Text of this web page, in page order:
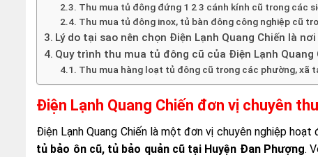
Thu mua tủ đông đứng 1 2 3 cánh kính cũ trong các
Thu mua tủ đông inox, tủ bàn đông công nghiệp cũ
Lý do tại sao nên chọn Điện Lạnh Quang Chiến là
Quy trình thu mua tủ đông cũ của Điện Lạnh Quang
Thu mua hàng loạt tủ đông cũ trong các phường, xã
Điện Lạnh Quang Chiến đơn vị chuyên
Điện Lạnh Quang Chiến là một đơn vị chuyên nghiệp
tủ bảo ôn cũ, tủ bảo quản cũ tại Huyện Đan Phượng.